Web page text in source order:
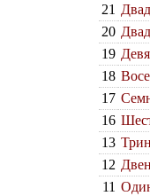
21
20
19
18
17
16
13
12
11